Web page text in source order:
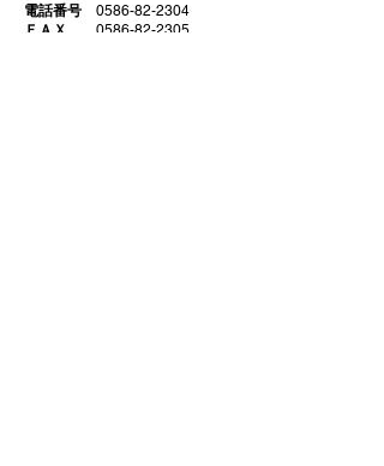
電話番号 0586-82-2304
ＦＡＸ 0586-82-2305